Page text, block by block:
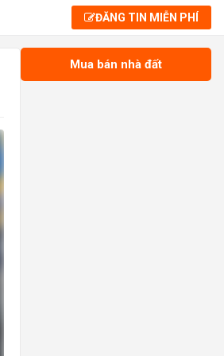
ĐĂNG TIN MIỄN PHÍ
Mua bán nhà đất